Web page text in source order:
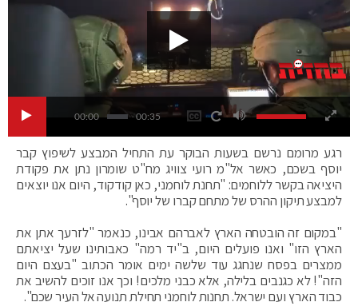
00:00 00:35
רגע מרומם נרשם בשעות הבוקר עת התחיל המבצע לשיפוץ קבר
יוסף בשכם, כאשר אל"מ רועי צוויג מח"ט שומרון נתן את פקודת
היציאה בקשר ללוחמים: "תחנת לוחמני, כאן קודקוד, היום אנו יוצאים
למבצע תיקון ההרס של מתחם קברו של יוסף".
"במקום זה הובטחה הארץ לאברהם אבינו, כנאמר "לזרעך אתן את
הארץ הזו" ואנו פועלים היום, ב"יד רמה" כאבותינו שעל יציאתם
ממצרים בפסח שנחגג עוד שלשה ימים אומר הכתוב "בעצם היום
הזה"! לא כגנבים בלילה, אלא כבני מלכים! וכך אנו זוכים להשיב את
כבוד הארץ ועם ישראל. תחנות לוחמני תחילת תנועה אל העיר שכם".